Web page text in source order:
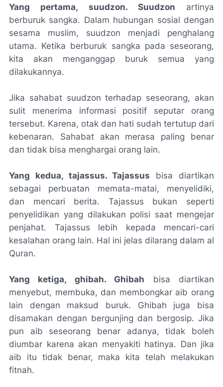
Yang pertama, suudzon. Suudzon artinya
berburuk sangka. Dalam hubungan sosial dengan
sesama muslim, suudzon menjadi penghalang
utama. Ketika berburuk sangka pada seseorang,
kita akan menganggap buruk semua yang
dilakukannya.
Jika sahabat suudzon terhadap seseorang, akan
sulit menerima informasi positif seputar orang
tersebut. Karena, otak dan hati sudah tertutup dari
kebenaran. Sahabat akan merasa paling benar
dan tidak bisa menghargai orang lain.
Yang kedua, tajassus. Tajassus bisa diartikan
sebagai perbuatan memata-matai, menyelidiki,
dan mencari berita. Tajassus bukan seperti
penyelidikan yang dilakukan polisi saat mengejar
penjahat. Tajassus lebih kepada mencari-cari
kesalahan orang lain. Hal ini jelas dilarang dalam al
Quran.
Yang ketiga, ghibah. Ghibah bisa diartikan
menyebut, membuka, dan membongkar aib orang
lain dengan maksud buruk. Ghibah juga bisa
disamakan dengan bergunjing dan bergosip. Jika
pun aib seseorang benar adanya, tidak boleh
diumbar karena akan menyakiti hatinya. Dan jika
aib itu tidak benar, maka kita telah melakukan
fitnah.